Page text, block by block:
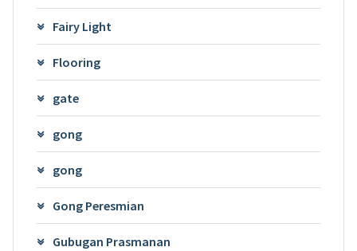
Fairy Light
Flooring
gate
gong
gong
Gong Peresmian
Gubugan Prasmanan